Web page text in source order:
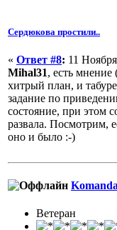
Сердюкова простили..
« Ответ #8: 11
Mihal31, есть мнение
хитрый план, и
задание по
состояние, при этом
развала. Посмотрим,
оно и было :-)
Ветеран